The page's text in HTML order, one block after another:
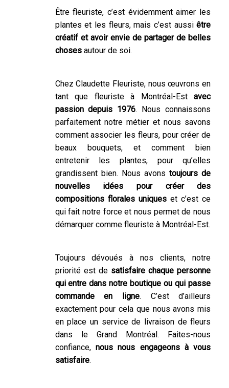
Être fleuriste, c’est évidemment aimer les
plantes et les fleurs, mais c’est aussiêtre
créatif et avoir envie de partager de belles
choses autour de soi.
Chez Claudette Fleuriste, nous œuvrons en
tant que fleuriste à Montréal-Estavec
passion depuis 1976. Nous connaissons
parfaitement notre métier et nous savons
comment associer les fleurs, pour créer de
beaux bouquets, et comment bien
entretenir les plantes, pour qu’elles
grandissent bien. Nous avonstoujours de
nouvelles idées pour créer des
compositions florales uniqueset c’est ce
qui fait notre force et nous permet de nous
démarquer comme fleuriste à Montréal-Est.
Toujours dévoués à nos clients, notre
priorité est de satisfaire chaque personne
qui entre dans notre boutique ou qui passe
commande en ligne. C’est d’ailleurs
exactement pour cela que nous avons mis
en place un service de livraison de fleurs
dans le Grand Montréal. Faites-nous
confiance, nous nous engageons à vous
satisfaire.